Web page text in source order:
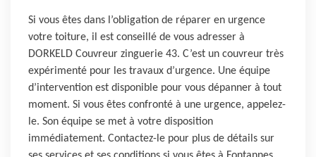
Si vous êtes dans l’obligation de réparer en urgence
votre toiture, il est conseillé de vous adresser à
DORKELD Couvreur zinguerie 43. C’est un couvreur très
expérimenté pour les travaux d’urgence. Une équipe
d’intervention est disponible pour vous dépanner à tout
moment. Si vous êtes confronté à une urgence, appelez-
le. Son équipe se met à votre disposition
immédiatement. Contactez-le pour plus de détails sur